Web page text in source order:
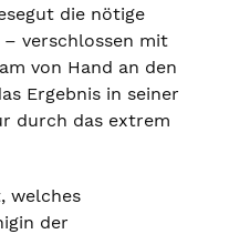
die nötige
verschlossen mit
von Hand an den
Ergebnis in seiner
durch das extrem
welches
der